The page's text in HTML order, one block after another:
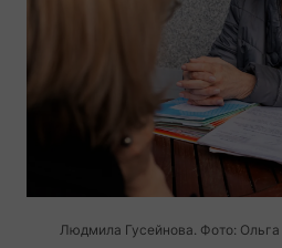
Людмила Гусейнова. Фото: